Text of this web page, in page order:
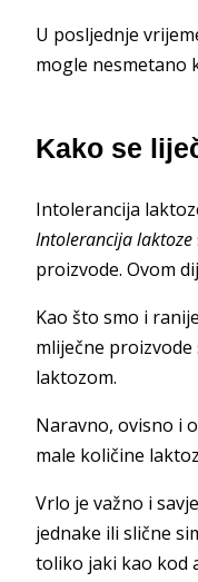
U posljednje
mogle nesmetano
Kako se
Intolerancija
Intolerancija laktoze
proizvode. Ovom
Kao što smo i
mliječne
laktozom.
Naravno, ovisno i
male količine
Vrlo je važno i
jednake ili slične
toliko jaki kao kod